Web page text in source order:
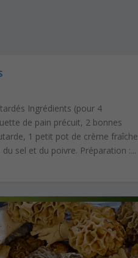
Ingrédients (pour 4
de pain précuit, 2 bonnes
1 petit pot de crème fraîche
sel et du poivre. Préparation :...